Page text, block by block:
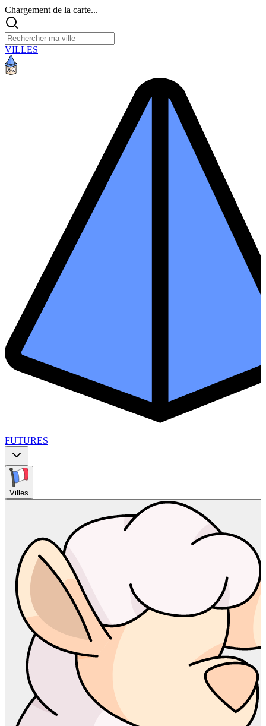
Chargement de la carte...
VILLES
FUTURES
Villes